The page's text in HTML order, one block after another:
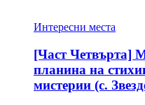
Интересни места
[Част Четвърта]
планина на
мистерии (с.